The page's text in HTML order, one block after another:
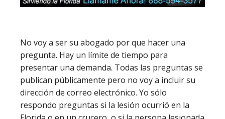
No voy a ser su abogado por que hacer una
pregunta. Hay un límite de tiempo para
presentar una demanda. Todas las preguntas se
publican públicamente pero no voy a incluir su
dirección de correo electrónico. Yo sólo
respondo preguntas si la lesión ocurrió en la